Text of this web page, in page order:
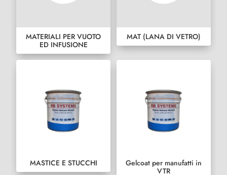
MATERIALI PER VUOTO
ED INFUSIONE
MAT (LANA DI VETRO)
MASTICE E STUCCHI
Gelcoat per manufatti in
VTR